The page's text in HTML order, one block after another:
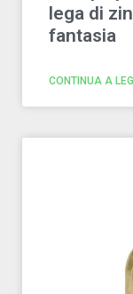
lega di
fantasia
CONTINUA A